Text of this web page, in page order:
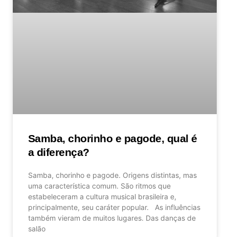
Samba, chorinho e pagode, qual é
a diferença?
Samba, chorinho e pagode. Origens distintas, mas
uma característica comum. São ritmos que
estabeleceram a cultura musical brasileira e,
principalmente, seu caráter popular. As influências
também vieram de muitos lugares. Das danças de
salão